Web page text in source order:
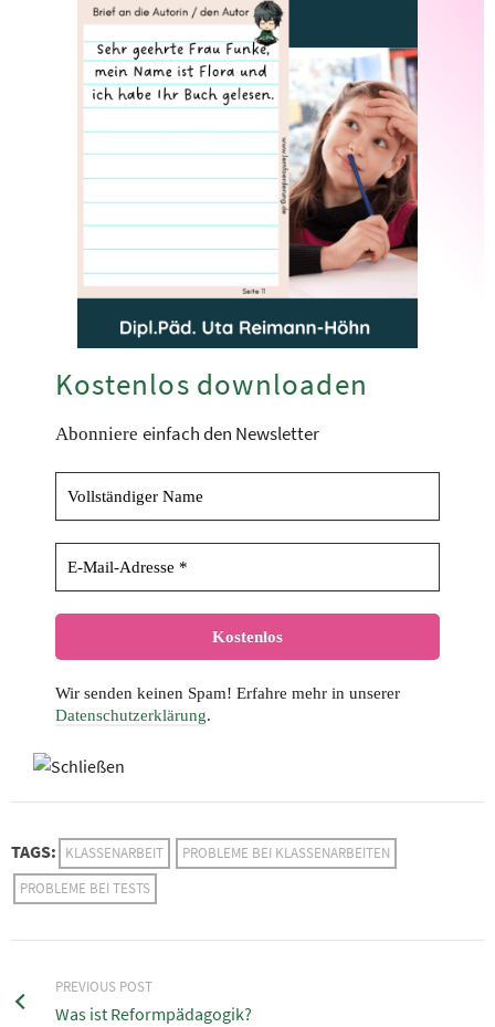
Kostenlos downloaden
Abonniere einfach den Newsletter
Wir senden keinen Spam! Erfahre mehr in unserer
Datenschutzerklärung.
TAGS: KLASSENARBEIT
PROBLEME BEI KLASSENARBEITEN
PROBLEME BEI TESTS
PREVIOUS POST
Was ist Reformpädagogik?